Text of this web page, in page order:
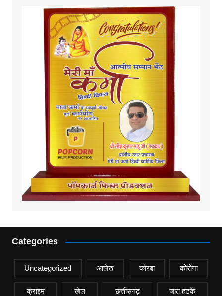
Categories
Uncategorized आलेख कोरबा कोरोना
क्राइम खेल छत्तीसगढ़ जरा हटके